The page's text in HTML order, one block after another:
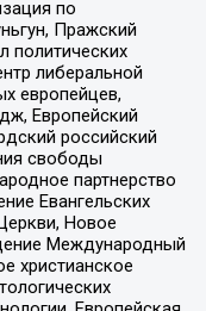
по
Пражский
политических
либеральной
европейцев,
Европейский
российский
свободы
партнерство
Евангельских
Новое
Международный
христианское